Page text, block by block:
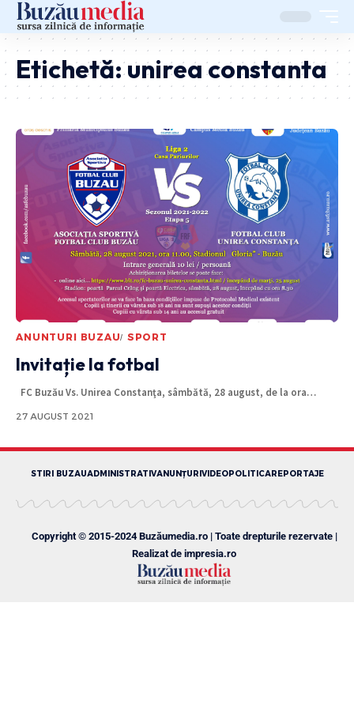
Etichetă:unirea constanta
ANUNTURI BUZAU SPORT
Invitație la fotbal
FC Buzău Vs. Unirea Constanţa, sâmbătă, 28 august, de la ora…
27 AUGUST 2021
STIRI BUZAUADMINISTRATIVANUNȚURIVIDEOPOLITICAREPORTAJE
Copyright © 2015-2024 Buzăumedia.ro | Toate drepturile rezervate |
Realizat de impresia.ro